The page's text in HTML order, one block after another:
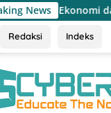
News
Pasar UMKM
Redaksi Indeks